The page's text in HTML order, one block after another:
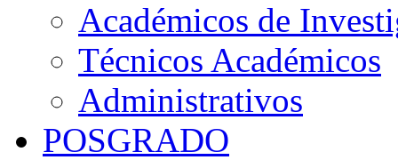
Académicos de
Técnicos Académicos
Administrativos
POSGRADO